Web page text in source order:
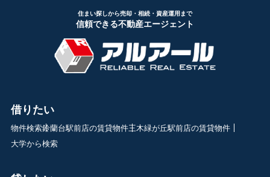
住まい探しから売却・相続・資産運用まで
信頼できる不動産エージェント
借りたい
物件検索鈴蘭台駅前店の賃貸物件三木緑が丘駅前店の賃貸物件
大学から検索